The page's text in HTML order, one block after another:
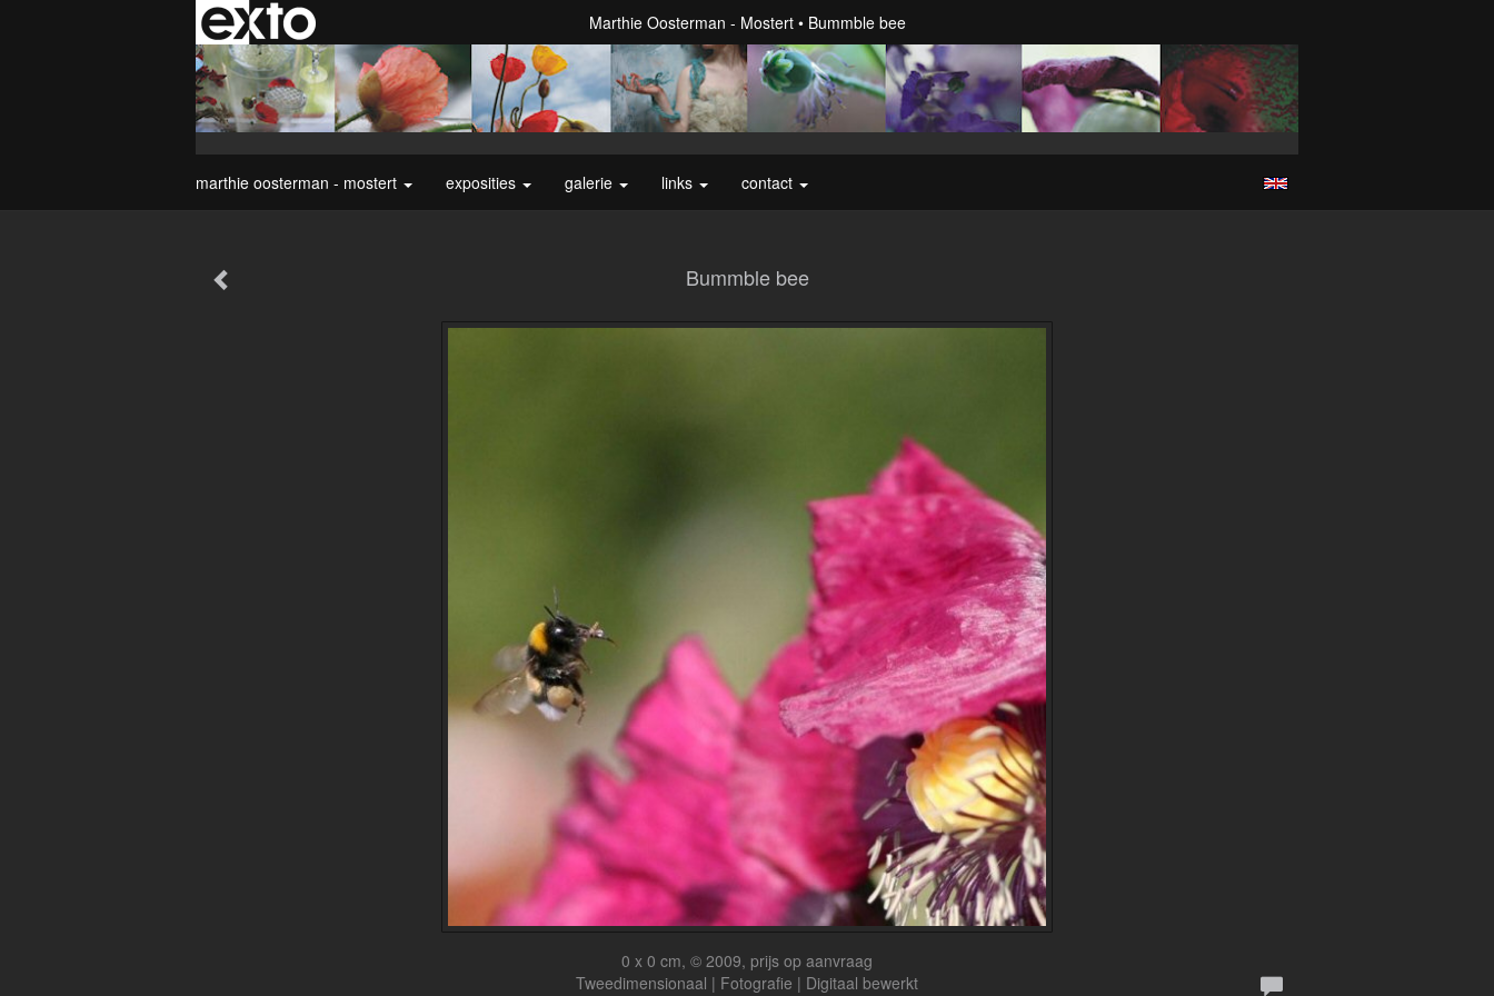
Marthie Oosterman - Mostert Bummble bee
marthie oosterman - mostert exposities galerie links contact
Bummble bee
0 x 0 cm, © 2009, prijs op aanvraag
Tweedimensionaal | Fotografie | Digitaal bewerkt